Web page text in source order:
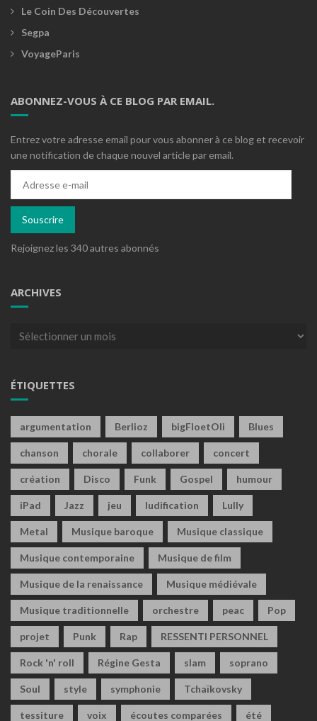
Le Coin Des Découvertes
Segpa
VoyageParis
ABONNEZ-VOUS À CE BLOG PAR EMAIL.
Entrez votre adresse email pour vous abonner à ce blog et recevoir
une notification de chaque nouvel article par email.
mail
Souscrire
Rejoignez les 340 autres abonnés
ARCHIVES
Archives
ÉTIQUETTES
argumentation Berlioz bigFloetOli Blues
chanson chorale collaborer concert
création Disco Funk Gospel humour
iPad Jazz jeu ludification Lully
Metal Musique baroque Musique classique
Musique contemporaine Musique de film
Musique de la renaissance Musique médiévale
Musique traditionnelle orchestre peac Pop
projet Punk Rap RESSENTI PERSONNEL
Rock 'n' roll Régine Gesta slam soprano
Soul style symphonie Tchaïkovsky
tessiture voix écoutes comparées été